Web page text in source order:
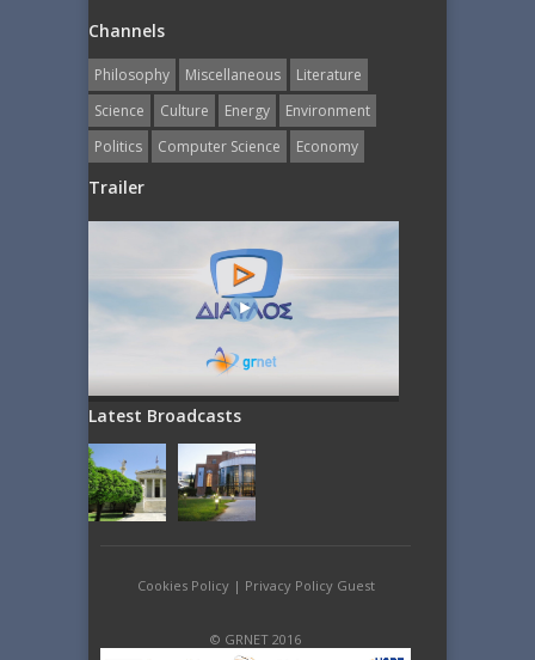
Channels
Philosophy Miscellaneous
Literature
Science
Culture Energy
Εnvironment
Politics
Computer Science Economy
Trailer
Latest Broadcasts
Cookies Policy| Privacy Policy Guest
© GRNET 2016